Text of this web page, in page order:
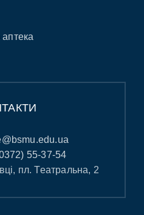
55-37-54
пл. Театральна, 2